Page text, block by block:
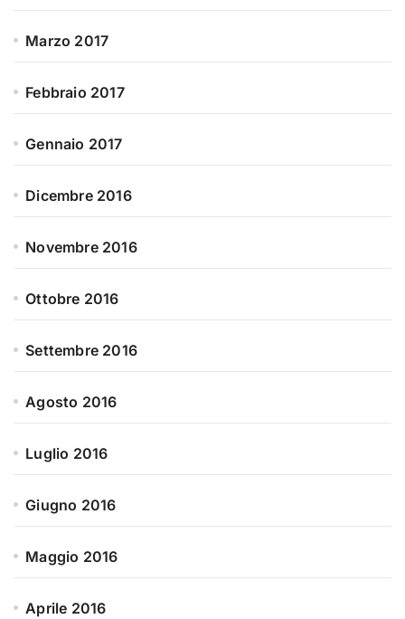
Marzo 2017
Febbraio 2017
Gennaio 2017
Dicembre 2016
Novembre 2016
Ottobre 2016
Settembre 2016
Agosto 2016
Luglio 2016
Giugno 2016
Maggio 2016
Aprile 2016